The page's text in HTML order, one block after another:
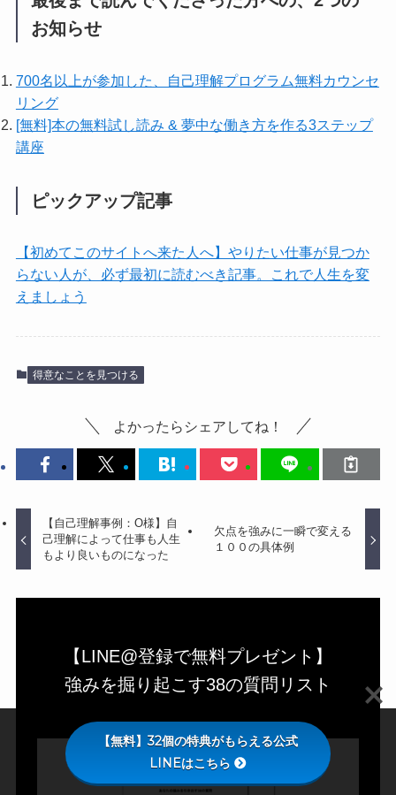
お知らせ
700名以上が参加した、自己理解プログラム無料カウンセ
リング
[無料]本の無料試し読み & 夢中な働き方を作る3ステップ
講座
ピックアップ記事
【初めてこのサイトへ来た人へ】やりたい仕事が見つか
らない人が、必ず最初に読むべき記事。これで人生を変
えましょう
得意なことを見つける
よかったらシェアしてね！
【自己理解事例：O様】自
己理解によって仕事も人生
もより良いものになった
欠点を強みに一瞬で変える
１００の具体例
【LINE@登録で無料プレゼント】
強みを掘り起こす38の質問リスト
【無料】32個の特典がもらえる公式
LINEはこちら